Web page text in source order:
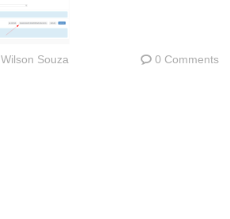
Wilson Souza 0 Comments